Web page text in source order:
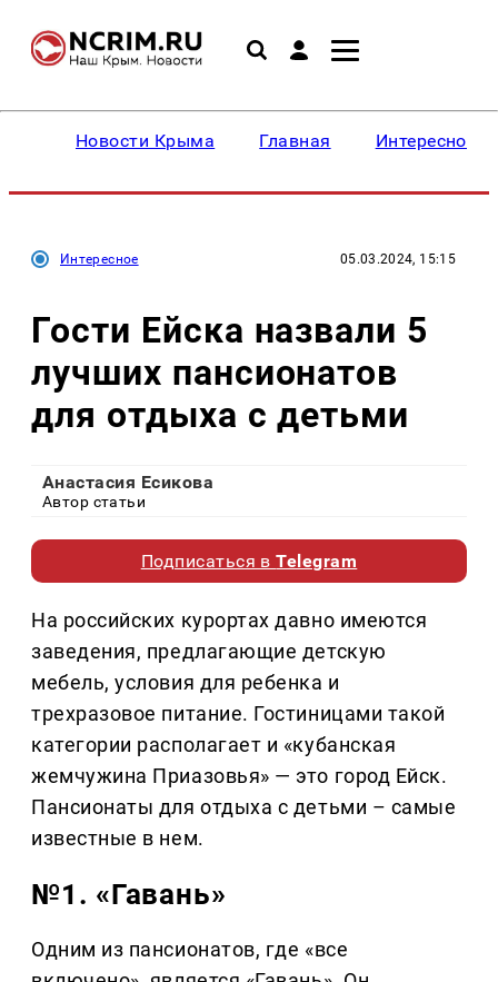
Новости Крыма Главная Интересное
Интересное 05.03.2024, 15:15
Гости Ейска назвали 5
лучших пансионатов
для отдыха с детьми
Анастасия Есикова
Автор статьи
Подписаться вTelegram
На российских курортах давно имеются
заведения, предлагающие детскую
мебель, условия для ребенка и
трехразовое питание. Гостиницами такой
категории располагает и «кубанская
жемчужина Приазовья» — это город Ейск.
Пансионаты для отдыха с детьми – самые
известные в нем.
№1. «Гавань»
Одним из пансионатов, где «все